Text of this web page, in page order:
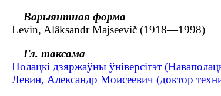
Варыянтная форма
Levin, Alâksandr Majseevič (1918—1998)
Гл. таксама
Полацкі дзяржаўны ўніверсітэт
Левин, Александр Моисеевич (доктор